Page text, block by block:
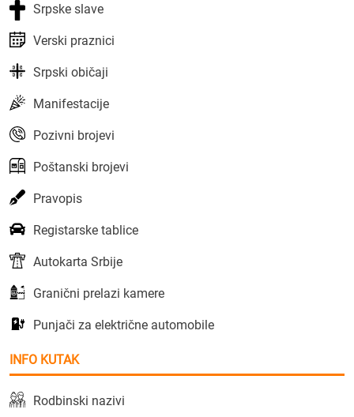
Srpske slave
Verski praznici
Srpski običaji
Manifestacije
Pozivni brojevi
Poštanski brojevi
Pravopis
Registarske tablice
Autokarta Srbije
Granični prelazi kamere
Punjači za električne automobile
INFO KUTAK
Rodbinski nazivi